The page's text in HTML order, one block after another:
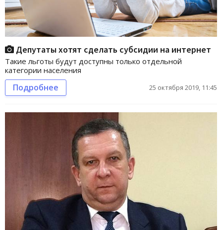
Депутаты хотят сделать субсидии на интернет
Такие льготы будут доступны только отдельной
категории населения
Подробнее 25 октября 2019, 11:45